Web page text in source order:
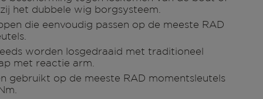
het dubbele wig borgsysteem.
die eenvoudig passen op de meeste RAD
worden losgedraaid met traditioneel
met reactie arm.
gebruikt op de meeste RAD momentsleutels